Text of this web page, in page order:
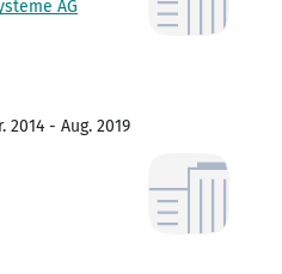
AG
2014 - Aug. 2019